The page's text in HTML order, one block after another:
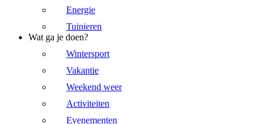
Energie
Tuinieren
Wat ga je doen?
Wintersport
Vakantie
Weekend weer
Activiteiten
Evenementen